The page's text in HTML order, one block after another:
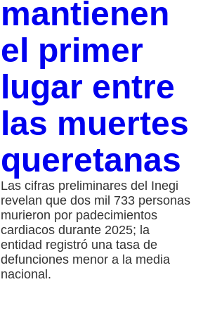
mantienen
el primer
lugar entre
las muertes
queretanas
Las cifras preliminares del Inegi
revelan que dos mil 733 personas
murieron por padecimientos
cardiacos durante 2025; la
entidad registró una tasa de
defunciones menor a la media
nacional.